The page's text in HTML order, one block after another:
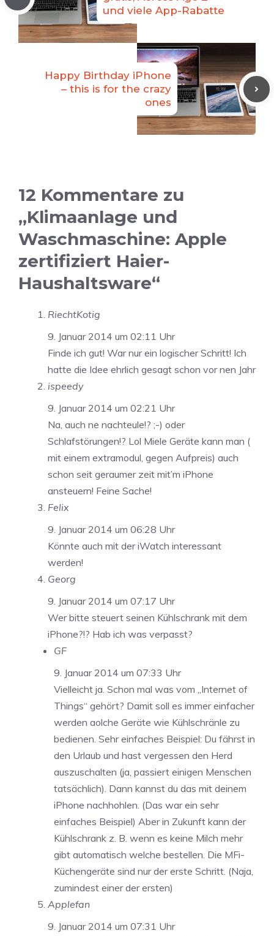
und viele App-Rabatte
Happy Birthday iPhone
– this is for the crazy
ones
12 Kommentare zu
„Klimaanlage und
Waschmaschine: Apple
zertifiziert Haier-
Haushaltsware“
RiechtKotig
9. Januar 2014 um 02:11 Uhr
Finde ich gut! War nur ein logischer Schritt! Ich
hatte die Idee ehrlich gesagt schon vor nen Jahr
ispeedy
9. Januar 2014 um 02:21 Uhr
Na, auch ne nachteule!? ;-) oder
Schlafstörungen!? Lol Miele Geräte kann man (
mit einem extramodul, gegen Aufpreis) auch
schon seit geraumer zeit mit’m iPhone
ansteuern! Feine Sache!
Felix
9. Januar 2014 um 06:28 Uhr
Könnte auch mit der iWatch interessant
werden!
Georg
9. Januar 2014 um 07:17 Uhr
Wer bitte steuert seinen Kühlschrank mit dem
iPhone?!? Hab ich was verpasst?
GF
9. Januar 2014 um 07:33 Uhr
Vielleicht ja. Schon mal was vom „Internet of
Things“ gehört? Damit soll es immer einfacher
werden aolche Geräte wie Kühlschränle zu
bedienen. Sehr einfaches Beispiel: Du fährst in
den Urlaub und hast vergessen den Herd
auszuschalten (ja, passiert einigen Menschen
tatsächlich). Dann kannst du das mit deinem
iPhone nachhohlen. (Das war ein sehr
einfaches Beispiel) Aber in Zukunft kann der
Kühlschrank z. B. wenn es keine Milch mehr
gibt automatisch welche bestellen. Die MFi-
Küchengeräte sind nur der erste Schritt. (Naja,
zumindest einer der ersten)
Applefan
9. Januar 2014 um 07:31 Uhr